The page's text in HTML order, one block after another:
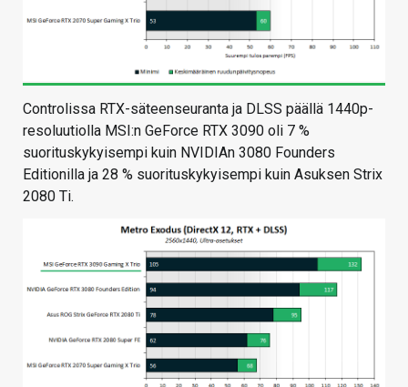
Controlissa RTX-säteenseuranta ja DLSS päällä 1440p-
resoluutiolla MSI:n GeForce RTX 3090 oli 7 %
suorituskykyisempi kuin NVIDIAn 3080 Founders
Editionilla ja 28 % suorituskykyisempi kuin Asuksen Strix
2080 Ti.